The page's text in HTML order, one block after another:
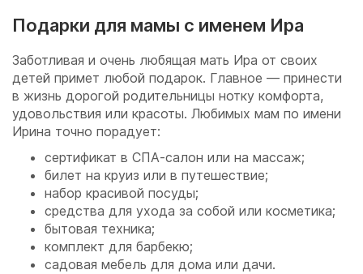
Подарки для мамы с именем Ира
Заботливая и очень любящая мать Ира от своих
детей примет любой подарок. Главное — принести
в жизнь дорогой родительницы нотку комфорта,
удовольствия или красоты. Любимых мам по имени
Ирина точно порадует:
сертификат в СПА-салон или на массаж;
билет на круиз или в путешествие;
набор красивой посуды;
средства для ухода за собой или косметика;
бытовая техника;
комплект для барбекю;
садовая мебель для дома или дачи.